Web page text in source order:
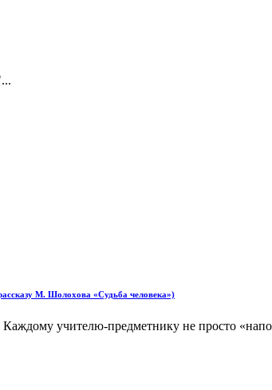
М. Шолохова «Судьба человека»)
учителю-предметнику не просто